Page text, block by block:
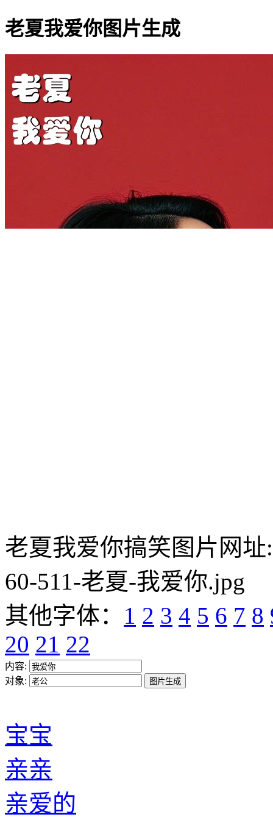
老夏我爱你图片生成
老夏我爱你搞笑图片网址
60-511-老夏-我爱你.jpg
其他字体： 1 2 3 4 5 6 7 8
20 21 22
内容:
对象:
宝宝
亲亲
亲爱的